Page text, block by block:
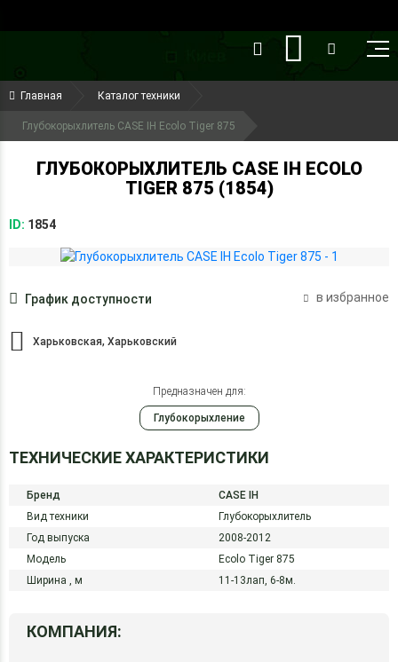
(099) 644-79-22
(050) 416-93-27
Главная Каталог техники
Глубокорыхлитель CASE IH Ecolo Tiger 875
ГЛУБОКОРЫХЛИТЕЛЬ CASE IH ECOLO
TIGER 875 (1854)
ID: 1854
График доступности в избранное
Харьковская, Харьковский
Предназначен для:
Глубокорыхление
ТЕХНИЧЕСКИЕ ХАРАКТЕРИСТИКИ
Бренд
CASE IH
Вид техники
Глубокорыхлитель
Год выпуска
2008-2012
Модель
Ecolo Tiger 875
Ширина , м 11-13лап, 6-8м.
КОМПАНИЯ: